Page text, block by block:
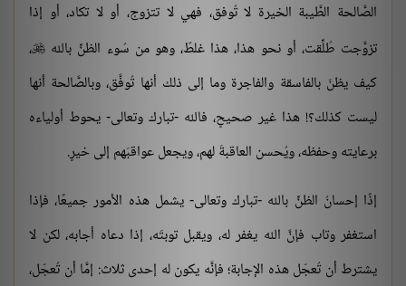
الصَّالحة الطَّيبة الخيرة لا تُوفق، فهي لا تتزوج، أو لا تكاد، أو إذا
تزوَّجت طُلِّقت، أو نحو هذا، هذا غلطٌ، وهو من سُوء الظنِّ بالله ،
كيف يظنّ بالفاسقة والفاجرة وما إلى ذلك أنها تُوفَّق، وبالصَّالحة أنها
ليست كذلك؟! هذا غير صحيحٍ، فالله -تبارك وتعالى- يحوط أولياءه
برعايته وحفظه، ويُحسن العاقبةَ لهم، ويجعل عواقبَهم إلى خيرٍ.
إذًا إحسانُ الظنِّ بالله -تبارك وتعالى- يشمل هذه الأمور جميعًا، فإذا
استغفر وتاب فإنَّ الله يغفر له، ويقبل توبتَه، إذا دعاه أجابه، لكن لا
يشترط أن تُعجّل هذه الإجابة؛ فإنَّه يكون له إحدى ثلاث: إمَّا أن تُعجّل،